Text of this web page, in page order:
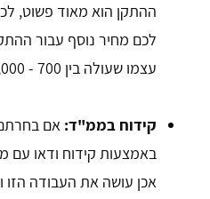
ההתקן הוא מאוד פשוט,
לכם מחיר נוסף עבור
עצמו שעולה בין 700 - 1,000 ש"ח.
קידוח בממ"ד: אם
באמצעות קידוח ודאו עם
אכן עושה את העבודה הזו